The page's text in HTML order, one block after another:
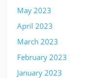
May 2023
April 2023
March 2023
February 2023
January 2023